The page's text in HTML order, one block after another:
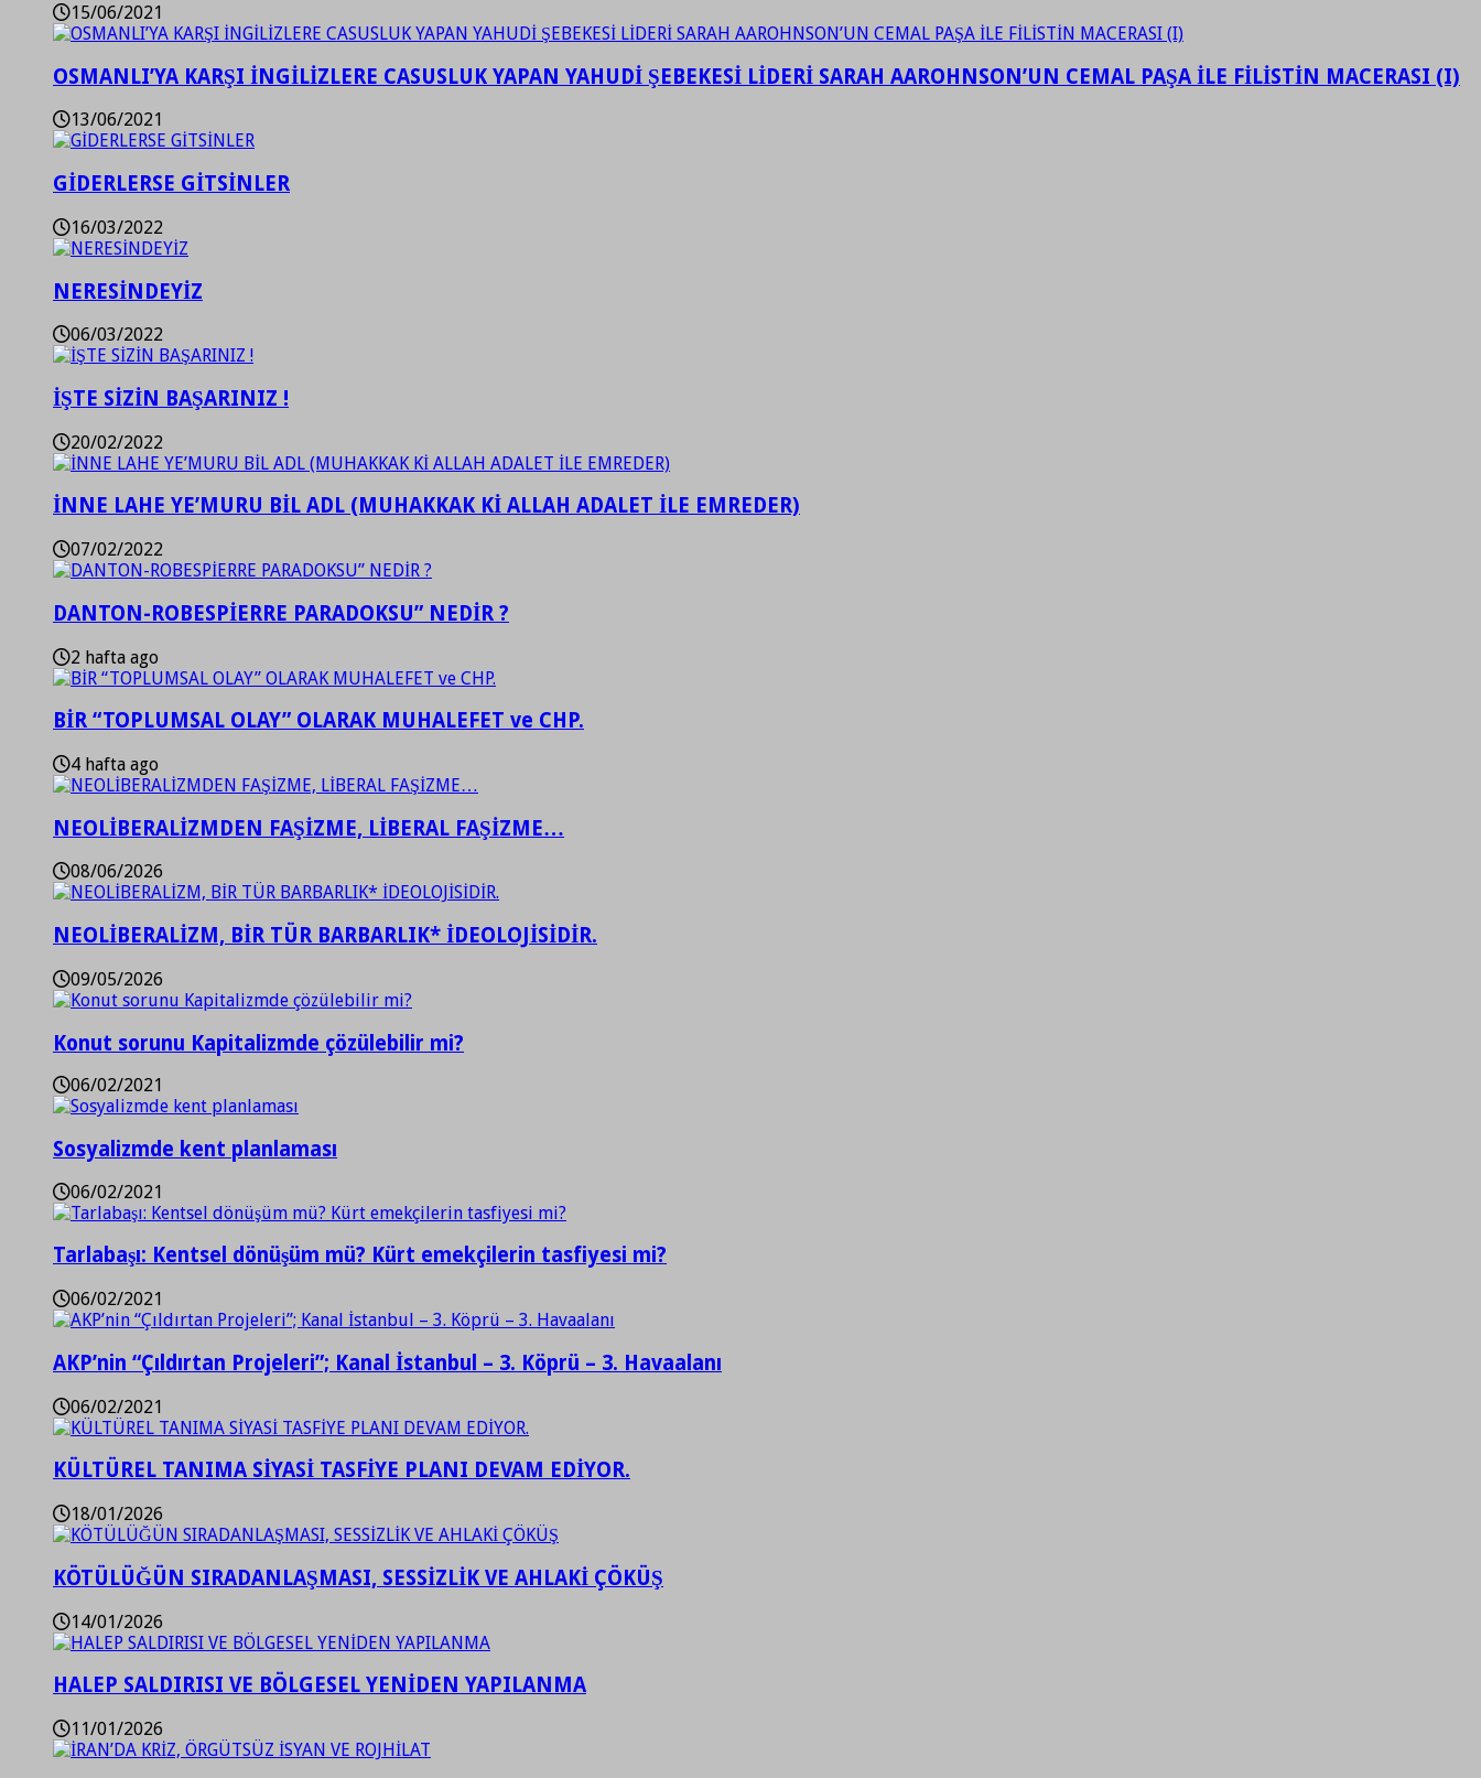
15/06/2021
OSMANLI’YA KARŞI İNGİLİZLERE CASUSLUK YAPAN YAHUDİ ŞEBEKESİ LİDERİ SARAH AAROHNSON’UN CEMAL PAŞA İLE FİLİSTİN MACERASI (I)
13/06/2021
GİDERLERSE GİTSİNLER
16/03/2022
NERESİNDEYİZ
06/03/2022
İŞTE SİZİN BAŞARINIZ !
20/02/2022
İNNE LAHE YE’MURU BİL ADL (MUHAKKAK Kİ ALLAH ADALET İLE EMREDER)
07/02/2022
DANTON-ROBESPİERRE PARADOKSU” NEDİR ?
2 hafta ago
BİR “TOPLUMSAL OLAY” OLARAK MUHALEFET ve CHP.
4 hafta ago
NEOLİBERALİZMDEN FAŞİZME, LİBERAL FAŞİZME…
08/06/2026
NEOLİBERALİZM, BİR TÜR BARBARLIK* İDEOLOJİSİDİR.
09/05/2026
Konut sorunu Kapitalizmde çözülebilir mi?
06/02/2021
Sosyalizmde kent planlaması
06/02/2021
Tarlabaşı: Kentsel dönüşüm mü? Kürt emekçilerin tasfiyesi mi?
06/02/2021
AKP’nin “Çıldırtan Projeleri”; Kanal İstanbul – 3. Köprü – 3. Havaalanı
06/02/2021
KÜLTÜREL TANIMA SİYASİ TASFİYE PLANI DEVAM EDİYOR.
18/01/2026
KÖTÜLÜĞÜN SIRADANLAŞMASI, SESSİZLİK VE AHLAKİ ÇÖKÜŞ
14/01/2026
HALEP SALDIRISI VE BÖLGESEL YENİDEN YAPILANMA
11/01/2026